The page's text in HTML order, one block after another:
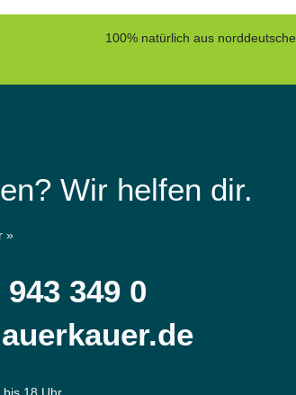
100% natürlich aus
Wir helfen dir.
»
349 0